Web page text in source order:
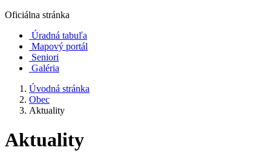
Oficiálna stránka
Úradná tabuľa
Mapový portál
Seniori
Galéria
Úvodná stránka
Obec
Aktuality
Aktuality